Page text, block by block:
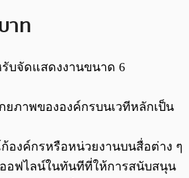
าท
บจัดแสดงงานขนาด 6
ยภาพขององค์กรบนเวทีหลักเป็น
องค์กรหรือหน่วยงานบนสื่อต่าง ๆ
อฟไลน์ในทันทีที่ให้การสนับสนุน